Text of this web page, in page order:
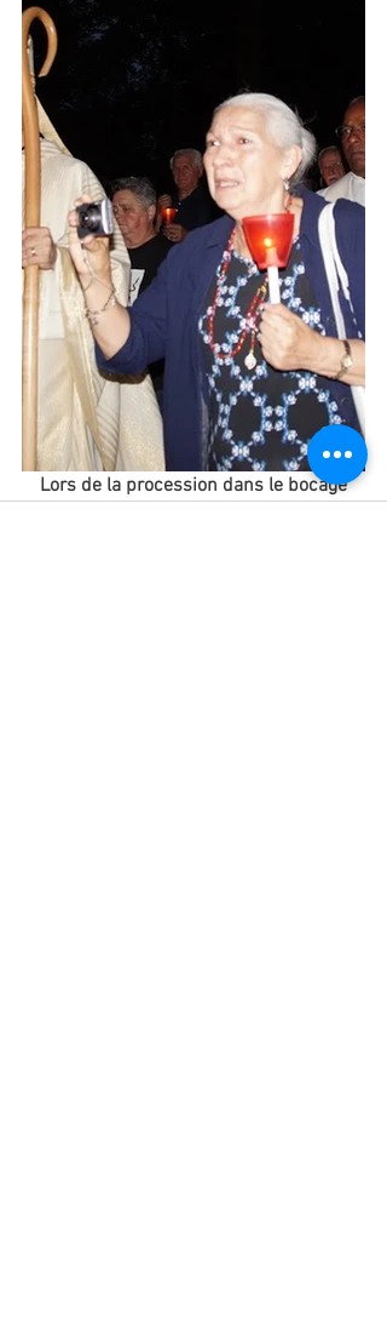
Lors de la procession dans le bocage